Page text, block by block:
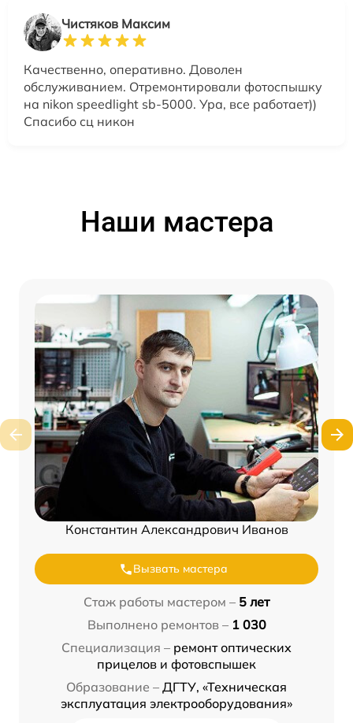
Чистяков Максим
Качественно, оперативно. Доволен
обслуживанием. Отремонтировали фотоспышку
на nikon speedlight sb-5000. Ура, все работает))
Спасибо сц никон
Наши мастера
Константин Александрович Иванов
Вызвать мастера
Стаж работы мастером – 5 лет
Выполнено ремонтов – 1 030
Специализация – ремонт оптических
прицелов и фотовспышек
Образование – ДГТУ, «Техническая
эксплуатация электрооборудования»